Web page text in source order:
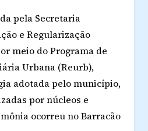
pela Secretaria
e Regularização
meio do Programa de
Urbana (Reurb),
adotada pelo município,
por núcleos e
ocorreu no Barracão